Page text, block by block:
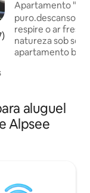
avaliação média de
Apartamento
relaxamento"
puro.descanso - Deixe sua alma relaxar,
respire o ar
natureza sob seus
apartamento
artificial). O luminoso apartamento tem
cerca de 100
varandas de
aluguel
Alpsee